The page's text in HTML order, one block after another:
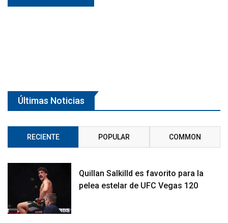
Últimas Noticias
RECIENTE POPULAR COMMON
Quillan Salkilld es favorito para la
pelea estelar de UFC Vegas 120